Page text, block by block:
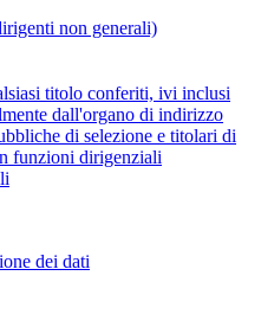
non generali)
titolo conferiti, ivi inclusi
dall'organo di indirizzo
di selezione e titolari di
funzioni dirigenziali
dei dati